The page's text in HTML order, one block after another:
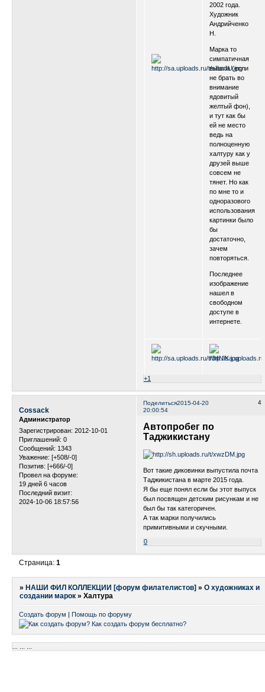
2002 года.
Художник
Андрийченко
Н.
Марка то
симпатичная
вышла (если
не брать во
внимание
ядовитый
желтый фон),
и тут как бы
ей не место
ведь на
полноценную
халтуру как у
друзей выше
совсем не
тянет. Но как
по мне то и
одноразового
использования
картинки было
бы
достаточно,
зачем
повторяться.
Последнее
изображение
нашел в
свободном
доступе в
интернете.
+1
Поделиться 4
2015-04-20
20:00:54
Cossack
Администратор
Зарегистрирован: 2012-10-01
Приглашений: 0
Сообщений: 1343
Уважение: [+508/-0]
Позитив: [+666/-0]
Провел на форуме:
19 дней 6 часов
Последний визит:
2024-10-06 18:57:56
Автопробег по
Таджикистану
Вот такие диковинки выпустила почта
Таджикистана в марте 2015 года.
Я бы еще понял если бы этот выпуск
был посвящен детским рисункам и не
был бы так категоричен.
А так марки получились
примитивными и скучными.
0
Страница:1
»НАШИ ФИЛ КОЛЛЕКЦИИ [форум филателистов] »О художниках и
создании марок »Халтура
Создать форум | Помощь по форуму